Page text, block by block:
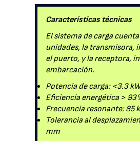
Características técnicas
El sistema de carga
unidades, la transmisora,
el puerto, y la receptora,
embarcación.
Potencia de carga: <3.3
Eficiencia energética >
Frecuencia resonante: 85
Tolerancia al
mm